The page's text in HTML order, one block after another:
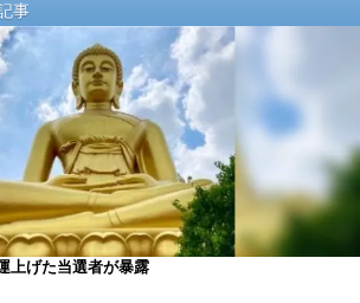
事
上げた当選者が暴露